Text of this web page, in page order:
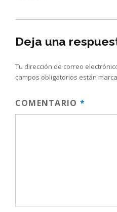
Deja una
Tu dirección de correo
campos obligatorios están
COMENTARIO *